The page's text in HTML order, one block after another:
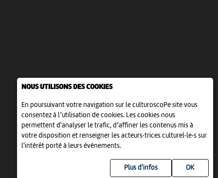
NOUS UTILISONS DES COOKIES
En poursuivant votre navigation sur le culturoscoPe site vous
consentez à l’utilisation de cookies. Les cookies nous
permettent d'analyser le trafic, d’affiner les contenus mis à
votre disposition et renseigner les acteurs·trices culturel·le·s sur
l'intérêt porté à leurs événements.
Plus d'infos